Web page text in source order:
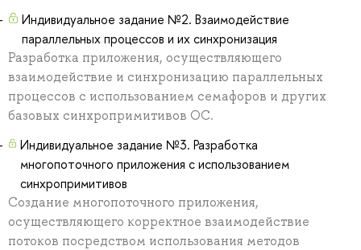
Индивидуальное задание №2. Взаимодействие
параллельных процессов и их синхронизация
Разработка приложения, осуществляющего
взаимодействие и синхронизацию параллельных
процессов с использованием семафоров и других
базовых синхропримитивов ОС.
Индивидуальное задание №3. Разработка
многопоточного приложения с использованием
синхропримитивов
Создание многопоточного приложения,
осуществляющего корректное взаимодействие
потоков посредством использования методов